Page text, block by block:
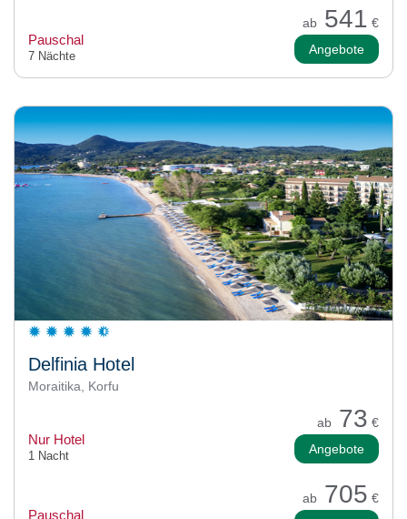
ab 541 €
Pauschal
7 Nächte Angebote
Delfinia Hotel
Moraitika, Korfu
ab 73 €
Nur Hotel
1 Nacht Angebote
ab 705 €
Pauschal